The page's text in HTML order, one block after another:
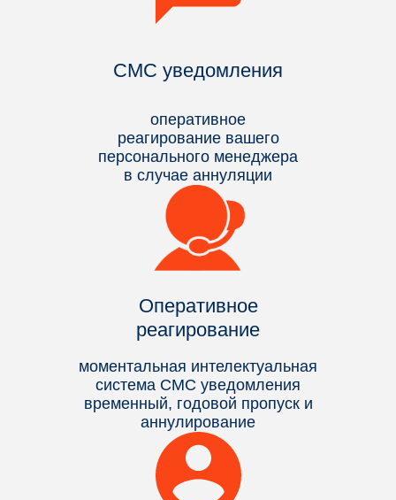
СМС уведомления
оперативное
реагирование вашего
персонального менеджера
в случае аннуляции
Оперативное
реагирование
моментальная интелектуальная
система СМС уведомления
временный, годовой пропуск и
аннулирование